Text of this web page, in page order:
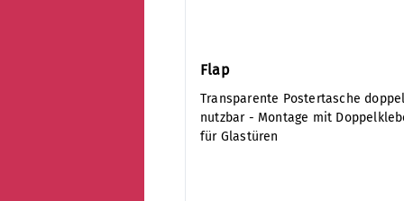
Flap
Transparente Postertasche
nutzbar - Montage mit
für Glastüren